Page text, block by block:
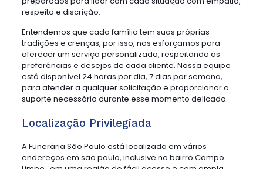
respeito e discrição.
Entendemos que cada família tem suas próprias
tradições e crenças, por isso, nos esforçamos para
oferecer um serviço personalizado, respeitando as
preferências e desejos de cada cliente. Nossa equipe
está disponível 24 horas por dia, 7 dias por semana,
para atender a qualquer solicitação e proporcionar o
suporte necessário durante esse momento delicado.
Localização Privilegiada
A Funerária São Paulo está localizada em vários
endereços em sao paulo, inclusive no bairro Campo